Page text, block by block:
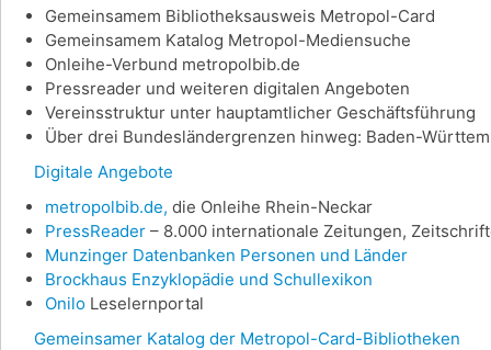
Gemeinsamem Bibliotheksausweis Metropol-Card
Gemeinsamem Katalog Metropol-Mediensuche
Onleihe-Verbund metropolbib.de
Pressreader und weiteren digitalen Angeboten
Vereinsstruktur unter hauptamtlicher Geschäftsführung
Über drei Bundesländergrenzen hinweg: Baden-
Digitale Angebote
metropolbib.de, die Onleihe Rhein-Neckar
PressReader – 8.000 internationale Zeitungen,
Munzinger Datenbanken Personen und Länder
Brockhaus Enzyklopädie und Schullexikon
Onilo Leselernportal
Gemeinsamer Katalog der Metropol-Card-Bibliotheken